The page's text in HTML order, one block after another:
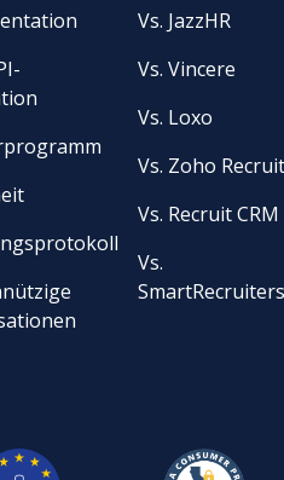
Vs. JazzHR
Vs. Vincere
Vs. Loxo
Vs. Zoho
Vs. Recruit CRM
Vs.